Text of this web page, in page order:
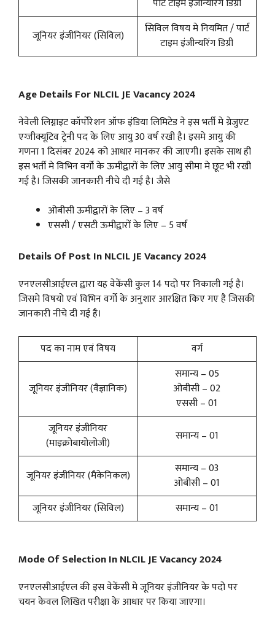
जूनियर इंजीनियर (सिविल)
सिविल विषय मे नियमित / पार्ट
टाइम इंजीन्यरिंग डिग्री
Age Details For NLCIL JE Vacancy 2024
नेवेली लिग्नाइट कॉर्पोरेशन ऑफ इंडिया लिमिटेड ने इस भर्ती मे ग्रेजुएट
एग्जीक्यूटिव ट्रेनी पद के लिए आयु 30 वर्ष रखी है। इसमे आयु की
गणना 1 दिसंबर 2024 को आधार मानकर की जाएगी। इसके साथ ही
इस भर्ती मे विभिन वर्गो के ऊमीद्वारों के लिए आयु सीमा मे छूट भी रखी
गई है। जिसकी जानकारी नीचे दी गई है। जैसे
ओबीसी ऊमीद्वारों के लिए – 3 वर्ष
एससी / एसटी ऊमीद्वारों के लिए – 5 वर्ष
Details Of Post In NLCIL JE Vacancy 2024
एनएलसीआईएल द्वारा यह वेकेंसी कुल 14 पदो पर निकाली गई है।
जिसमे विषयो एवं विभिन वर्गो के अनुशार आरक्षित किए गए है जिसकी
जानकारी नीचे दी गई है।
पद का नाम एवं विषय वर्ग
जूनियर इंजीनियर (वैज्ञानिक)
समान्य – 05
ओबीसी – 02
एससी – 01
जूनियर इंजीनियर
(माइक्रोबायोलोजी)
समान्य – 01
जूनियर इंजीनियर (मैकेनिकल)
समान्य – 03
ओबीसी – 01
जूनियर इंजीनियर (सिविल)
समान्य – 01
Mode Of Selection In NLCIL JE Vacancy 2024
एनएलसीआईएल की इस वेकेंसी मे जूनियर इंजीनियर के पदो पर
चयन केवल लिखित परीक्षा के आधार पर किया जाएगा।